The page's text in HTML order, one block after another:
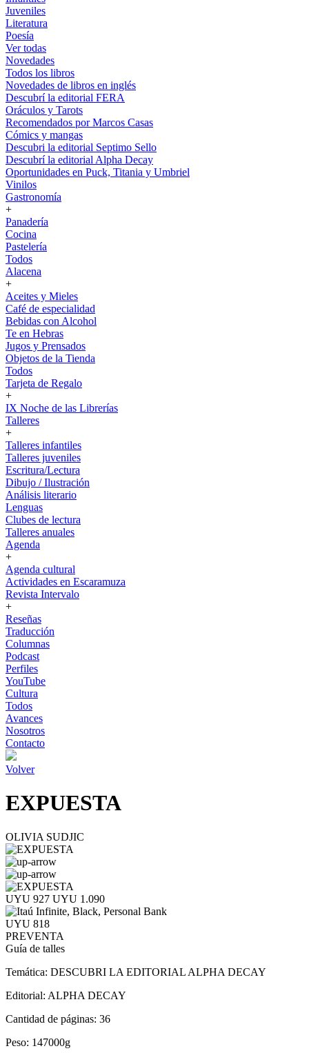
Juveniles
Literatura
Poesía
Ver todas
Novedades
Todos los libros
Novedades de libros en inglés
Descubrí la editorial FERA
Oráculos y Tarots
Recomendados por Marcos Casas
Cómics y mangas
Descubri la editorial Septimo Sello
Descubrí la editorial Alpha Decay
Oportunidades en Puck, Titania y Umbriel
Vinilos
Gastronomía
+
Panadería
Cocina
Pastelería
Todos
Alacena
+
Aceites y Mieles
Café de especialidad
Bebidas con Alcohol
Te en Hebras
Jugos y Prensados
Objetos de la Tienda
Todos
Tarjeta de Regalo
+
IX Noche de las Librerías
Talleres
+
Talleres infantiles
Talleres juveniles
Escritura/Lectura
Dibujo / Ilustración
Análisis literario
Lenguas
Clubes de lectura
Talleres anuales
Agenda
+
Agenda cultural
Actividades en Escaramuza
Revista Intervalo
+
Reseñas
Traducción
Columnas
Podcast
Perfiles
YouTube
Cultura
Todos
Avances
Nosotros
Contacto
Volver
EXPUESTA
OLIVIA SUDJIC
UYU 927 UYU 1.090
UYU 818
PREVENTA
Guía de talles
Temática: DESCUBRI LA EDITORIAL ALPHA DECAY
Editorial: ALPHA DECAY
Cantidad de páginas: 36
Peso: 147000g